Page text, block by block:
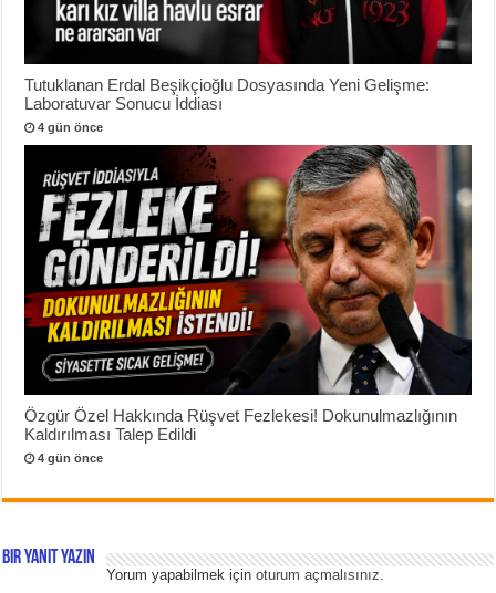
Tutuklanan Erdal Beşikçioğlu Dosyasında Yeni Gelişme:
Laboratuvar Sonucu İddiası
4 gün önce
Özgür Özel Hakkında Rüşvet Fezlekesi! Dokunulmazlığının
Kaldırılması Talep Edildi
4 gün önce
Bir yanıt yazın
Yorum yapabilmek içinoturum açmalısınız